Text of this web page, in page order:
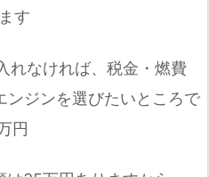
す
れなければ、税金・燃費
ンジンを選びたいところで
円